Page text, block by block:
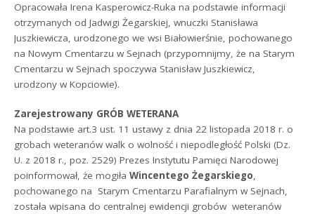
Opracowała Irena Kasperowicz-Ruka na podstawie informacji
otrzymanych od Jadwigi Żegarskiej, wnuczki Stanisława
Juszkiewicza, urodzonego we wsi Białowierśnie, pochowanego
na Nowym Cmentarzu w Sejnach (przypomnijmy, że na Starym
Cmentarzu w Sejnach spoczywa Stanisław Juszkiewicz,
urodzony w Kopciowie).
Zarejestrowany GRÓB WETERANA
Na podstawie art.3 ust. 11 ustawy z dnia 22 listopada 2018 r. o
grobach weteranów walk o wolność i niepodległość Polski (Dz.
U. z 2018 r., poz. 2529) Prezes Instytutu Pamięci Narodowej
poinformował, że mogiłaWincentego Żegarskiego,
pochowanego na Starym Cmentarzu Parafialnym w Sejnach,
została wpisana do centralnej ewidencji grobów weteranów